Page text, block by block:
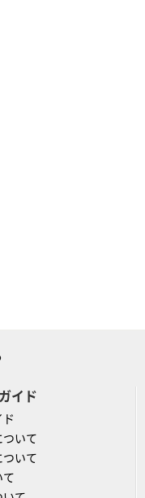
イド
ド
ついて
ついて
て